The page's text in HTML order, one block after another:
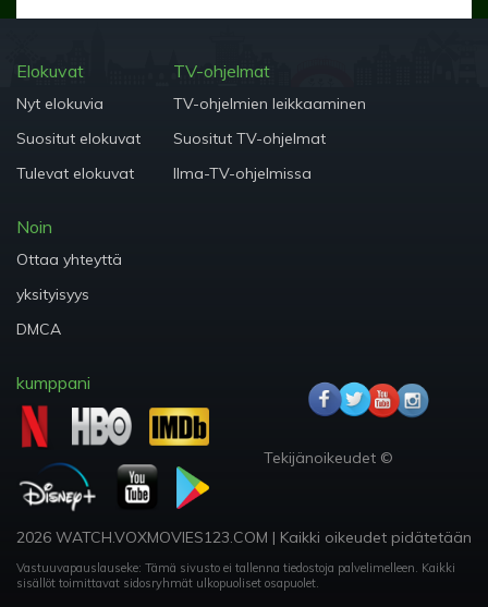
Elokuvat
Nyt elokuvia
Suositut elokuvat
Tulevat elokuvat
TV-ohjelmat
TV-ohjelmien leikkaaminen
Suositut TV-ohjelmat
Ilma-TV-ohjelmissa
Noin
Ottaa yhteyttä
yksityisyys
DMCA
kumppani
Tekijänoikeudet ©
2026 WATCH.VOXMOVIES123.COM | Kaikki oikeudet pidätetään
Vastuuvapauslauseke: Tämä sivusto ei tallenna tiedostoja palvelimelleen. Kaikki
sisällöt toimittavat sidosryhmät ulkopuoliset osapuolet.